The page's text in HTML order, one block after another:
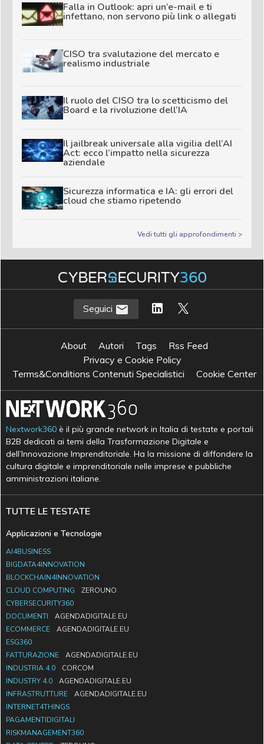
Falla in Outlook: apri un’e-mail e ti
infettano, non servono più link o allegati
CISO tra svalutazione del mercato e
realismo industriale
Il ruolo del CISO tra lo scetticismo del
Board e la rivoluzione dell’IA
Il jailbreak universale alla vigilia dell’AI
Act: ecco l’impatto nella sicurezza
aziendale
Sicurezza informatica e IA: gli errori del
cloud che stiamo ripetendo
Vedi tutti gli approfondimenti >
Seguici
About Autori Tags
Rss Feed
Privacy e Cookie Policy
Terms&Conditions Contenuti Specialistici
Cookie Center
Nextwork360 è il più grande network in Italia di testate e portali
B2B dedicati ai temi della Trasformazione Digitale e
dell’Innovazione Imprenditoriale. Ha la missione di diffondere la
cultura digitale e imprenditoriale nelle imprese e pubbliche
amministrazioni italiane.
TUTTE LE TESTATE
Applicazioni e Tecnologie
AI4BUSINESS
BIGDATA4INNOVATION
BLOCKCHAIN4INNOVATION
CLOUD COMPUTING
ZEROUNO
CYBERSECURITY360
DOCUMENTI
AGENDADIGITALE.EU
ECOMMERCE
AGENDADIGITALE.EU
ESG360
FATTURAZIONE
AGENDADIGITALE.EU
INDUSTRIA 4.0
CORCOM
INDUSTRY 4.0
AGENDADIGITALE.EU
INFRASTRUTTURE
AGENDADIGITALE.EU
INTERNET4THINGS
PAGAMENTIDIGITALI
RISKMANAGEMENT360